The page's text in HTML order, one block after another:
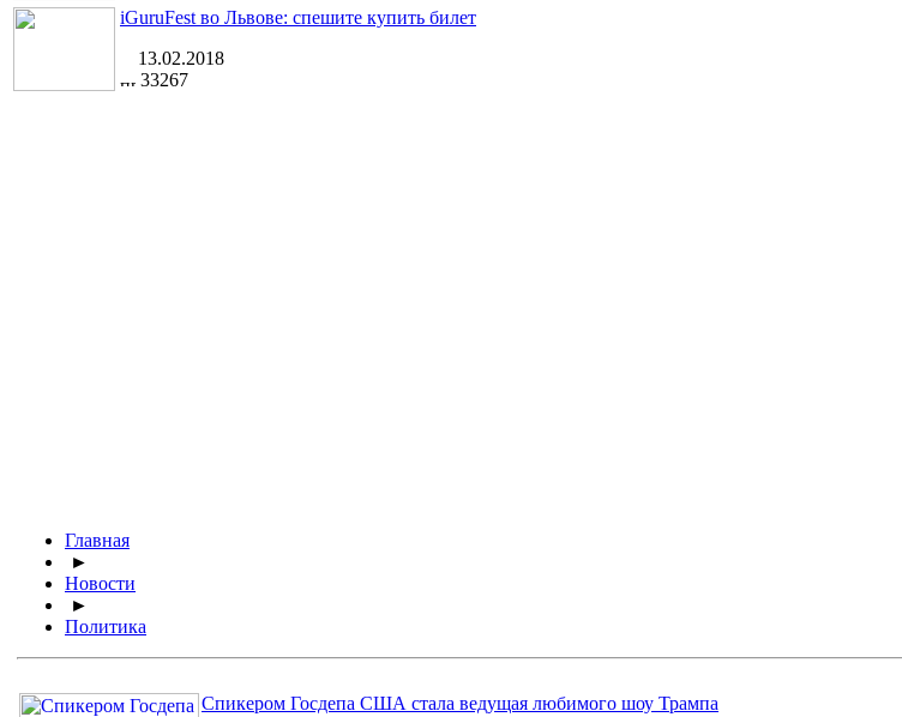
iGuruFest во Львове: спешите купить билет
13.02.2018
33267
Главная
►
Новости
►
Политика
Спикером Госдепа США стала ведущая любимого шоу Трампа